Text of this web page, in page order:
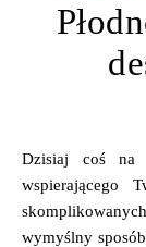
Dzisiaj coś na maksa prostego, dobrego i funkcjonalnie
wspierającego
wymyślny